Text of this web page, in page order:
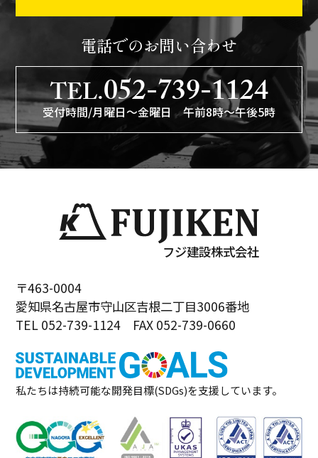
電話でのお問い合わせ
TEL.052-739-1124
受付時間/月曜日〜金曜日 午前8時〜午後5時
フジ建設株式会社
〒463-0004
愛知県名古屋市守山区吉根二丁目3006番地
TEL 052-739-1124 FAX 052-739-0660
私たちは持続可能な開発目標(SDGs)を支援しています。